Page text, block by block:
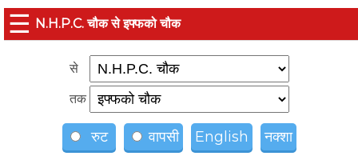
☰ N.H.P.C. चौक से इफ्फको चौक
से
तक
रुट वापसी English नक्शा